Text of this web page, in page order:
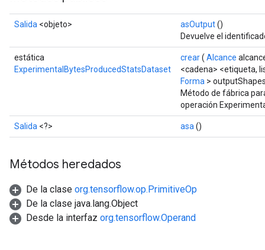
Salida <objeto> asOutput()
Devuelve el
estática
ExperimentalBytesProducedStatsDataset
crear( Alcance
<cadena> <etiqueta,
Forma >
Método de fábrica
operación
Salida <?> asa ()
Métodos heredados
De la clase org.tensorflow.op.PrimitiveOp
De la clase java.lang.Object
Desde la interfaz org.tensorflow.Operand